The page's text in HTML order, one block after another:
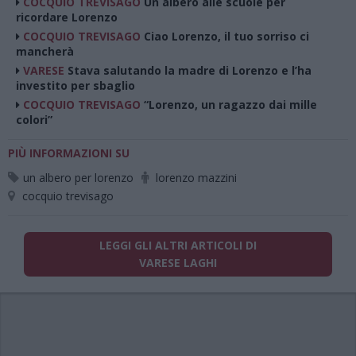
ricordare Lorenzo
COCQUIO TREVISAGO Ciao Lorenzo, il tuo sorriso ci
mancherà
VARESE Stava salutando la madre di Lorenzo e l’ha
investito per sbaglio
COCQUIO TREVISAGO “Lorenzo, un ragazzo dai mille
colori”
PIÙ INFORMAZIONI SU
un albero per lorenzo
lorenzo mazzini
cocquio trevisago
LEGGI GLI ALTRI ARTICOLI DI
VARESE LAGHI